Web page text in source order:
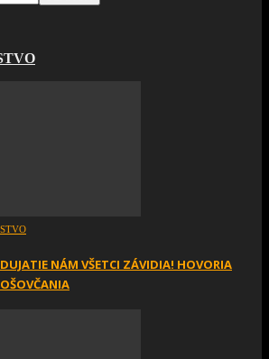
NÁM VŠETCI ZÁVIDIA! HOVORIA